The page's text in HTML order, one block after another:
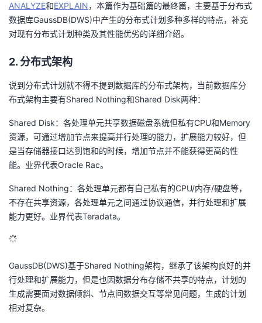
发
者
我
的
博
客
我
的
论
我
的
子
我
直
的
动
我
关
注
开
发
者
学
堂
我
课
的
证
我
实
验
的
收
的
Programs
我
的
支
持
我
的
术
持
我
云
建
议
ANALYZE和EXPLAIN，本篇作为基础篇的最终篇，主要基于分布式
数据库GaussDB(DWS)中产生的分布式计划多种多样的特点，补充
对现有分布式计划种类及其性能优劣的详细介绍。
2. 分布式架构
说到分布式计划就不得不提到数据库的分布式架构，当前数据库分
布式架构主要有Shared Nothing和Shared Disk两种：
Shared Disk：各处理单元共享数据磁盘系统但私有CPU和Memory
资源，可通过增加节点来提高并行处理的能力，扩展能力较好，但
是当存储器接口达到饱和的时候，增加节点并不能获得更高的性
能。业界代表Oracle Rac。
Shared Nothing：各处理单元都有自己私有的CPU/内存/硬盘等，
不存在共享资源，各处理单元之间通过协议通信，并行处理和扩展
能力更好。业界代表Teradata。
GaussDB(DWS)基于Shared Nothing架构，继承了该架构良好的并
行处理和扩展能力，但是也因数据分布存储不共享的特点，计划的
生成需要面对数据倾斜、节点间数据交互等常见问题，生成的计划
相对复杂。